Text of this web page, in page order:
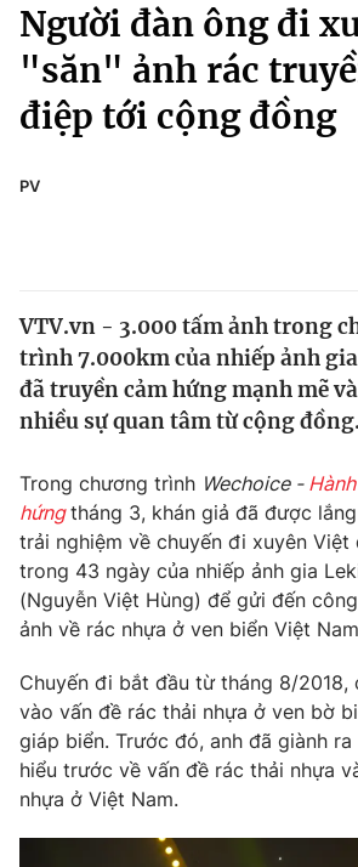
Chính trị
Xã hội
Tin tức
Thế giới đó đây
Câu chuyện quốc tế
Kinh tế
Tài chính
Góc doanh nghiệp
Dữ liệu và đời sống
Truyền hình
Phim VTV
Hậu trường
Khán giả
Giải sao mai
Giải trí
Điện ảnh
Âm nhạc
Sao
Đời sống
Du lịch
Làm đẹp
Chất lượng cuộc sống
Giáo dục
Tuyển sinh
Học trực tuyến
Công nghệ
Hitech Công nghệ tương lai
Giao lưu trực tuyến
Truyền hình
Văn hóa - Giải trí
Đời sống
Người đàn ông đi
"săn" ảnh rác
điệp tới cộng đồng
PV
VTV.vn - 3.000 tấm ảnh trong
trình 7.000km của nhiếp ảnh
đã truyền cảm hứng mạnh mẽ
nhiều sự quan tâm từ cộng đồng.
Trong chương trình Wechoice -
hứng tháng 3, khán giả đã được
trải nghiệm về chuyến đi xuyên Việt
trong 43 ngày của nhiếp ảnh gia
(Nguyễn Việt Hùng) để gửi đến
ảnh về rác nhựa ở ven biển Việt
Chuyến đi bắt đầu từ tháng 8/2018,
vào vấn đề rác thải nhựa ở ven bờ
giáp biển. Trước đó, anh đã giành
hiểu trước về vấn đề rác thải nhựa
nhựa ở Việt Nam.